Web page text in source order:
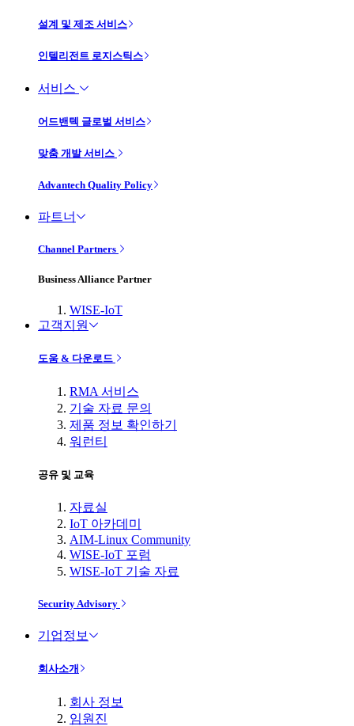
설계 및 제조 서비스
인텔리전트 로지스틱스
서비스
어드밴텍 글로벌 서비스
맞춤 개발 서비스
Advantech Quality Policy
파트너
Channel Partners
Business Alliance Partner
WISE-IoT
고객지원
도움 & 다운로드
RMA 서비스
기술 자료 문의
제품 정보 확인하기
워런티
공유 및 교육
자료실
IoT 아카데미
AIM-Linux Community
WISE-IoT 포럼
WISE-IoT 기술 자료
Security Advisory
기업정보
회사소개
회사 정보
임원진